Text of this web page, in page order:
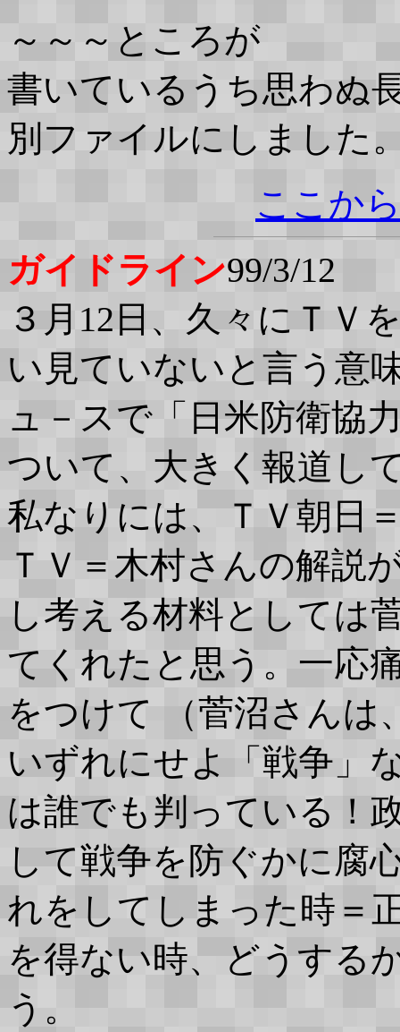
～～～ところが
書いているうち思わぬ
別ファイルにしました
ここか
ガイドライン99/3/12
３月12日、久々にＴＶ
い見ていないと言う意
ュ－スで「日米防衛協
ついて、大きく報道し
私なりには、ＴＶ朝日
ＴＶ＝木村さんの解説
し考える材料としては
てくれたと思う。一応
をつけて （菅沼さんは
いずれにせよ「戦争」
は誰でも判っている！
して戦争を防ぐかに腐
れをしてしまった時＝
を得ない時、どうする
う。